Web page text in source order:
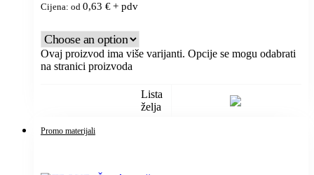
Cijena: od 0,63 €+ pdv
Ovaj proizvod ima više varijanti. Opcije se mogu odabrati
na stranici proizvoda
Lista
želja
Promo materijali